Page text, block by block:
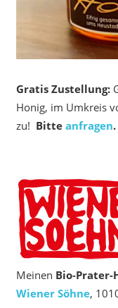
Gratis Zustellung:
Honig, im Umkreis
zu! Bitte anfragen.
Meinen Bio‑Prater-
Wiener Söhne,